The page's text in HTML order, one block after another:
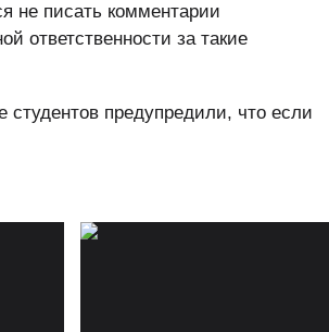
не писать комментарии
ответственности за такие
студентов предупредили, что если